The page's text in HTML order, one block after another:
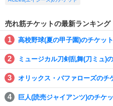
売れ筋チケットの最新ランキング
高校野球(夏の甲子園)のチケット
ミュージカル刀剣乱舞(刀ミュ)
オリックス・バファローズのチ
巨人(読売ジャイアンツ)のチケ